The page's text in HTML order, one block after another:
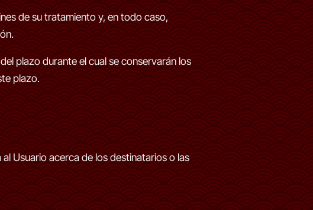
de su tratamiento y, en todo caso,
plazo durante el cual se conservarán los
plazo.
Usuario acerca de los destinatarios o las